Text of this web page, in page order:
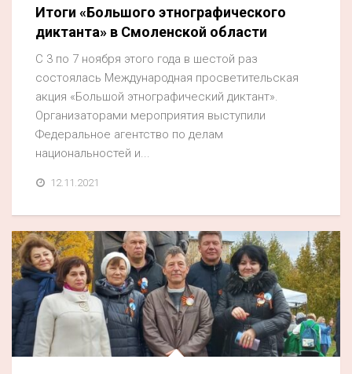
Итоги «Большого этнографического
диктанта» в Смоленской области
С 3 по 7 ноября этого года в шестой раз
состоялась Международная просветительская
акция «Большой этнографический диктант».
Организаторами мероприятия выступили
Федеральное агентство по делам
национальностей и...
12.11.2021